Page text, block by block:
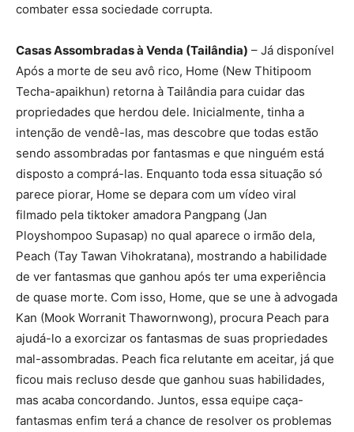
combater essa sociedade corrupta.
Casas Assombradas à Venda (Tailândia) – Já disponível
Após a morte de seu avô rico, Home (New Thitipoom
Techa-apaikhun) retorna à Tailândia para cuidar das
propriedades que herdou dele. Inicialmente, tinha a
intenção de vendê-las, mas descobre que todas estão
sendo assombradas por fantasmas e que ninguém está
disposto a comprá-las. Enquanto toda essa situação só
parece piorar, Home se depara com um vídeo viral
filmado pela tiktoker amadora Pangpang (Jan
Ployshompoo Supasap) no qual aparece o irmão dela,
Peach (Tay Tawan Vihokratana), mostrando a habilidade
de ver fantasmas que ganhou após ter uma experiência
de quase morte. Com isso, Home, que se une à advogada
Kan (Mook Worranit Thawornwong), procura Peach para
ajudá-lo a exorcizar os fantasmas de suas propriedades
mal-assombradas. Peach fica relutante em aceitar, já que
ficou mais recluso desde que ganhou suas habilidades,
mas acaba concordando. Juntos, essa equipe caça-
fantasmas enfim terá a chance de resolver os problemas